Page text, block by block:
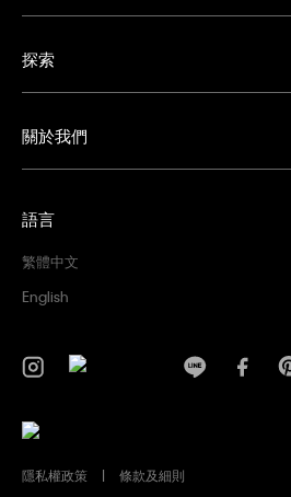
探索
關於我們
語言
繁體中文
English
隱私權政策
條款及細則